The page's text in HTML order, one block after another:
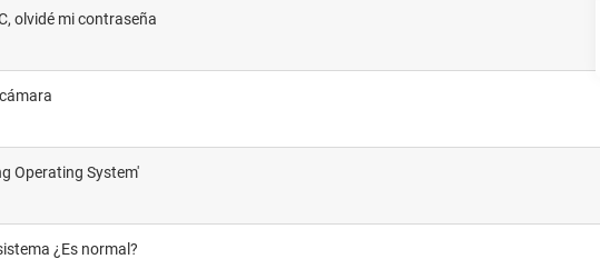
olvidé mi contraseña
Operating System'
¿Es normal?